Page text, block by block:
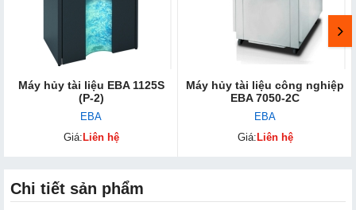
Máy hủy tài liệu EBA 1125S
(P-2)
EBA
Giá: Liên hệ
Máy hủy tài liệu công nghiệp
EBA 7050-2C
EBA
Giá: Liên hệ
Chi tiết sản phẩm